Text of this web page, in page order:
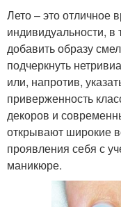
Лето – это отличное
индивидуальности,
добавить образу
подчеркнуть
или, напротив,
приверженность
декоров и
открывают широкие
проявления себя с
маникюре.